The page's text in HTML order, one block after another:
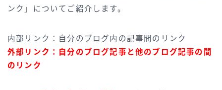
ンク」についてご紹介します。
内部リンク：自分のブログ内の記事間のリンク
外部リンク：自分のブログ記事と他のブログ記事の間
のリンク